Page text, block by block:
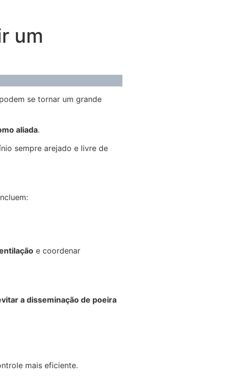
um
se tornar um grande
aliada.
sempre arejado e livre de
e coordenar
a disseminação de poeira
mais eficiente.